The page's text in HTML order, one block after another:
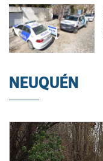
NEUQUÉN